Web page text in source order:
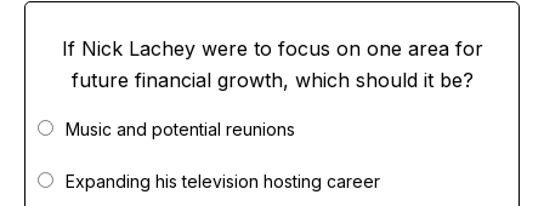
If Nick Lachey were to focus on one area for
future financial growth, which should it be?
Music and potential reunions
Expanding his television hosting career